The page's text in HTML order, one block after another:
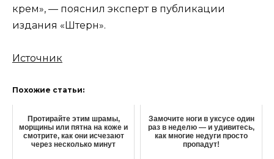
крем», — пояснил эксперт в публикации
издания «Штерн».
Источник
Похожие статьи:
Протирайте этим шрамы,
морщины или пятна на коже и
смотрите, как они исчезают
через несколько минут
Замочите ноги в уксусе один
раз в неделю — и удивитесь,
как многие недуги просто
пропадут!